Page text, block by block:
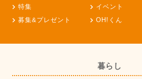
特集
イベント
募集&プレゼント
OH!くん
暮らし